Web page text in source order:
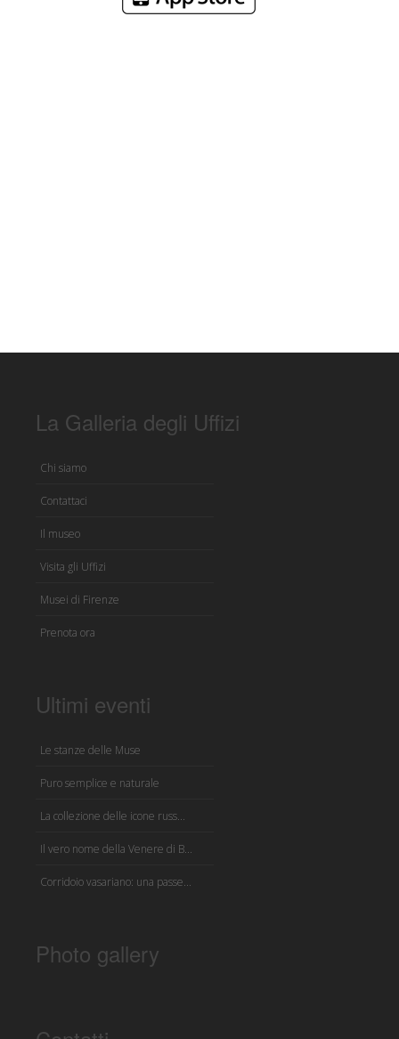
La Galleria degli Uffizi
Chi siamo
Contattaci
Il museo
Visita gli Uffizi
Musei di Firenze
Prenota ora
Ultimi eventi
Le stanze delle Muse
Puro semplice e naturale
La collezione delle icone russ...
Il vero nome della Venere di B...
Corridoio vasariano: una passe...
Photo gallery